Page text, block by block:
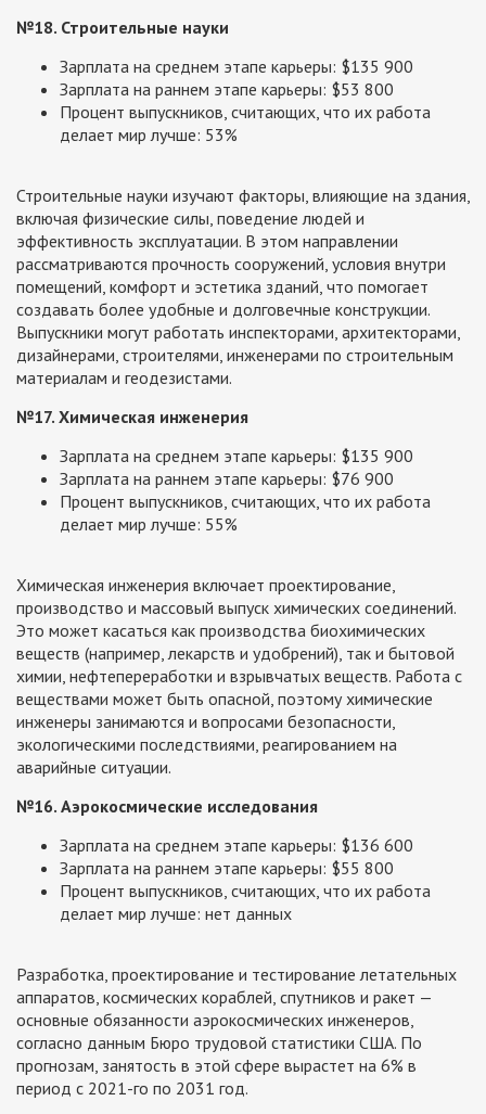
№18. Строительные науки
Зарплата на среднем этапе карьеры: $135 900
Зарплата на раннем этапе карьеры: $53 800
Процент выпускников, считающих, что их работа
делает мир лучше: 53%
Строительные науки изучают факторы, влияющие на здания,
включая физические силы, поведение людей и
эффективность эксплуатации. В этом направлении
рассматриваются прочность сооружений, условия внутри
помещений, комфорт и эстетика зданий, что помогает
создавать более удобные и долговечные конструкции.
Выпускники могут работать инспекторами, архитекторами,
дизайнерами, строителями, инженерами по строительным
материалам и геодезистами.
№17. Химическая инженерия
Зарплата на среднем этапе карьеры: $135 900
Зарплата на раннем этапе карьеры: $76 900
Процент выпускников, считающих, что их работа
делает мир лучше: 55%
Химическая инженерия включает проектирование,
производство и массовый выпуск химических соединений.
Это может касаться как производства биохимических
веществ (например, лекарств и удобрений), так и бытовой
химии, нефтепереработки и взрывчатых веществ. Работа с
веществами может быть опасной, поэтому химические
инженеры занимаются и вопросами безопасности,
экологическими последствиями, реагированием на
аварийные ситуации.
№16. Аэрокосмические исследования
Зарплата на среднем этапе карьеры: $136 600
Зарплата на раннем этапе карьеры: $55 800
Процент выпускников, считающих, что их работа
делает мир лучше: нет данных
Разработка, проектирование и тестирование летательных
аппаратов, космических кораблей, спутников и ракет —
основные обязанности аэрокосмических инженеров,
согласно данным Бюро трудовой статистики США. По
прогнозам, занятость в этой сфере вырастет на 6% в
период с 2021-го по 2031 год.